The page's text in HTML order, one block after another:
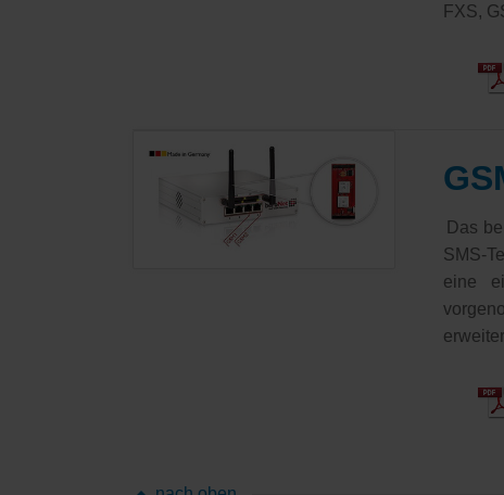
FXS,
Das
SMS-
eine